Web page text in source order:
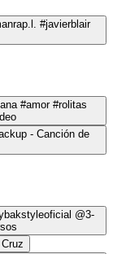
#javierblair
#amor #rolitas
@3-